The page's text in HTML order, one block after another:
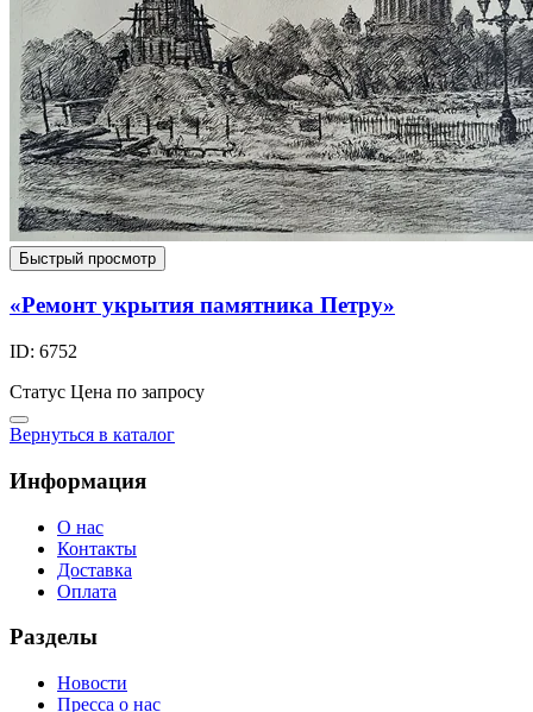
Быстрый просмотр
«Ремонт укрытия памятника Петру»
ID: 6752
Статус Цена по запросу
Вернуться в каталог
Информация
О нас
Контакты
Доставка
Оплата
Разделы
Новости
Пресса о нас